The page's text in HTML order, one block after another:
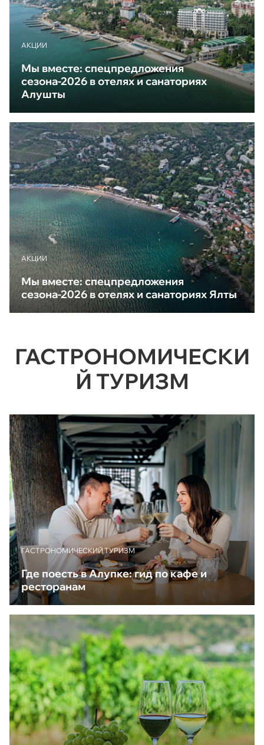
АКЦИИ
Мы вместе: спецпредложения
сезона-2026 в отелях и санаториях
Алушты
АКЦИИ
Мы вместе: спецпредложения
сезона-2026 в отелях и санаториях Ялты
ГАСТРОНОМИЧЕСКИ
Й ТУРИЗМ
ГАСТРОНОМИЧЕСКИЙ ТУРИЗМ
Где поесть в Алупке: гид по кафе и
ресторанам